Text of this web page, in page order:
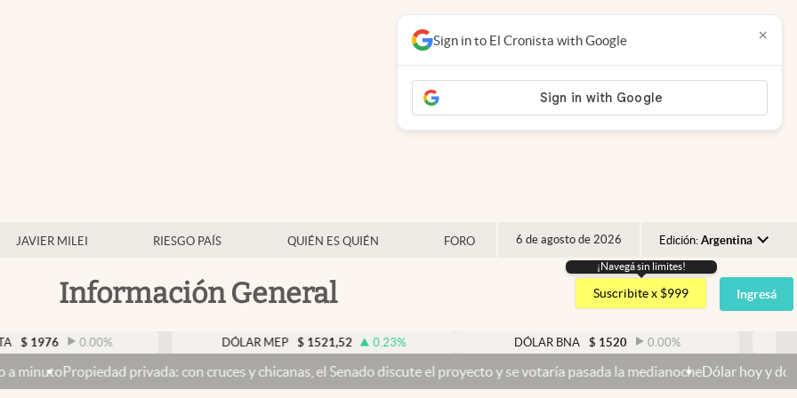
JAVIER MILEI RIESGO PAÍS QUIÉN ES QUIÉN FORO 6 de agosto de 2026 Edición: Argentina
Argentina
España
USA
Información General
¡Navegá sin limites!
Suscribite x $999 Ingresá
0.00% $ 1521,52 0.23% $ 1520 0.00%
privada: con cruces y chicanas, el Senado discute el proyecto y se votaría pasada la medianocheDólar hoy y dólar blue hoy: cuál
Sign in to El Cronista with Google ×